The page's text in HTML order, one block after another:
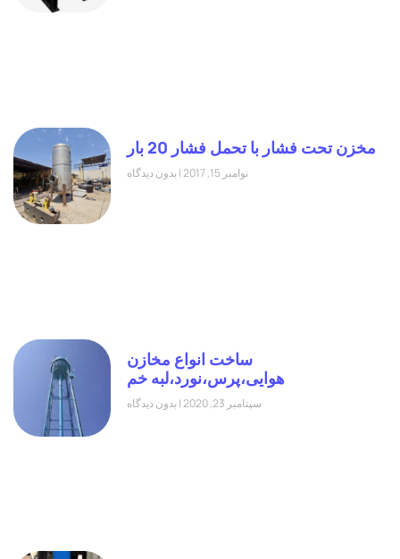
مخزن تحت فشار با تحمل فشار 20 بار
نوامبر 15, 2017 بدون دیدگاه
ساخت انواع مخازن
هوایی،پرس،نورد،لبه خم
سپتامبر 23, 2020 بدون دیدگاه